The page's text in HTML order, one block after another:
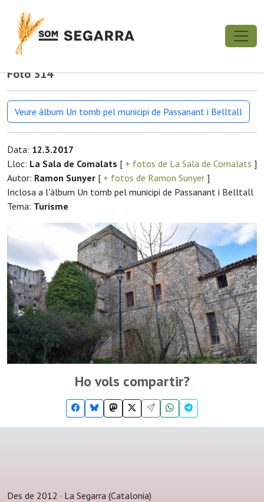
Foto 314
Veure àlbum Un tomb pel municipi de Passanant i Belltall
Data: 12.3.2017
Lloc: La Sala de Comalats [ + fotos de La Sala de Comalats ]
Autor: Ramon Sunyer [ + fotos de Ramon Sunyer ]
Inclosa a l'àlbum Un tomb pel municipi de Passanant i Belltall
Tema: Turisme
Ho vols compartir?
Des de 2012 · La Segarra (Catalonia)